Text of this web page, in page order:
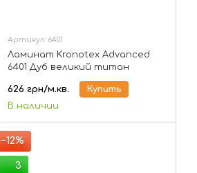
Артикул: 6401
Ламинат Kronotex Advanced
6401 Дуб великий титан
626 грн/м.кв.
Купить
В наличии
−12%
3